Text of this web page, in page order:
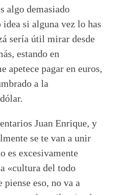
algo demasiado
si alguna vez lo has
sería útil mirar desde
estando en
apetece pagar en euros,
a la
Juan Enrique, y
se te van a unir
es excesivamente
«cultura del todo
eso, no va a